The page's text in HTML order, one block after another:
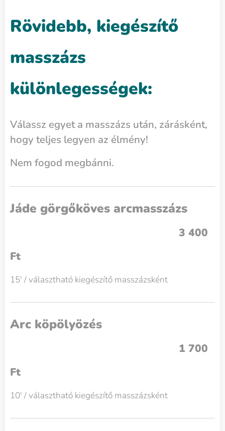
Rövidebb, kiegészítő
masszázs
különlegességek:
Válassz egyet a masszázs után, zárásként,
hogy teljes legyen az élmény!
Nem fogod megbánni.
Jáde görgőköves arcmasszázs
3 400
Ft
15' / választható kiegészítő masszázsként
Arc köpölyözés
1 700
Ft
10' / választható kiegészítő masszázsként